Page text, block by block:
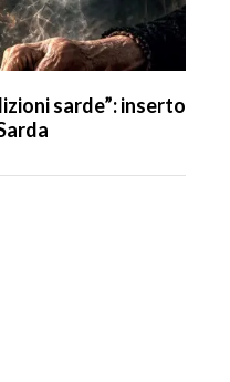
sarde”: inserto